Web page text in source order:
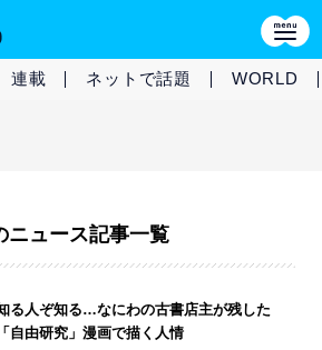
連載 ネットで話題 WORLD
ニュース記事一覧
る人ぞ知る…なにわの古書店主が残した
「自由研究」漫画で描く人情